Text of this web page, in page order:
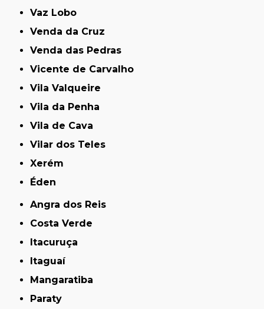
Vaz Lobo
Venda da Cruz
Venda das Pedras
Vicente de Carvalho
Vila Valqueire
Vila da Penha
Vila de Cava
Vilar dos Teles
Xerém
Éden
Angra dos Reis
Costa Verde
Itacuruça
Itaguaí
Mangaratiba
Paraty